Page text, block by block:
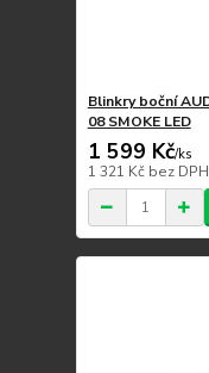
Blinkry boční
08 SMOKE LED
1 599 Kč/ks
1 321 Kč bez DPH